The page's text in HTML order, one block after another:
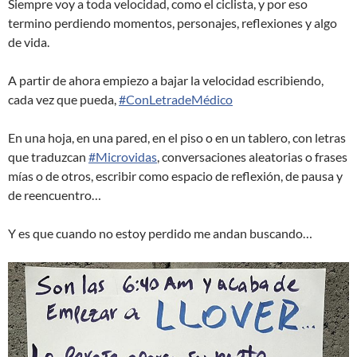
Siempre voy a toda velocidad, como el ciclista, y por eso
termino perdiendo momentos, personajes, reflexiones y algo
de vida.
A partir de ahora empiezo a bajar la velocidad escribiendo,
cada vez que pueda,#ConLetradeMédico
En una hoja, en una pared, en el piso o en un tablero, con letras
que traduzcan #Microvidas, conversaciones aleatorias o frases
mías o de otros, escribir como espacio de reflexión, de pausa y
de reencuentro…
Y es que cuando no estoy perdido me andan buscando…